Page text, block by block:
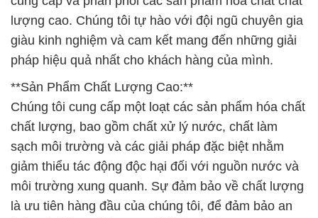
lượng cao. Chúng tôi tự hào với đội ngũ chuyên gia
giàu kinh nghiệm và cam kết mang đến những giải
pháp hiệu quả nhất cho khách hàng của mình.
**Sản Phẩm Chất Lượng Cao:**
Chúng tôi cung cấp một loạt các sản phẩm hóa chất
chất lượng, bao gồm chất xử lý nước, chất làm
sạch môi trường và các giải pháp đặc biệt nhằm
giảm thiểu tác động độc hại đối với nguồn nước và
môi trường xung quanh. Sự đảm bảo về chất lượng
là ưu tiên hàng đầu của chúng tôi, để đảm bảo an